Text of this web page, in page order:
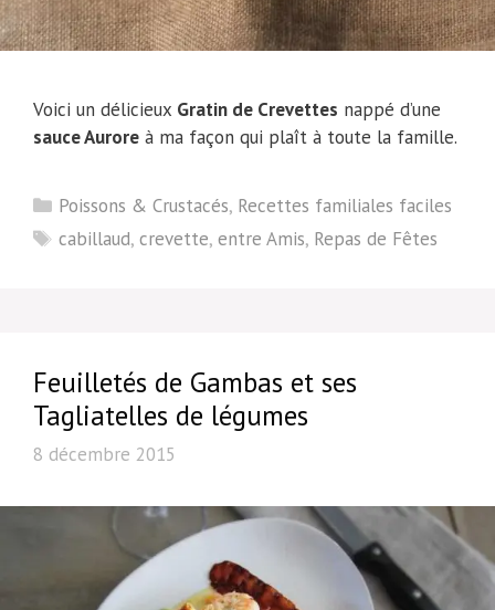
Voici un délicieux Gratin de Crevettes nappé d’une
sauce Aurore à ma façon qui plaît à toute la famille.
Catégories
Poissons & Crustacés, Recettes familiales faciles
Étiquettes
cabillaud,crevette,entre Amis, Repas de Fêtes
Feuilletés de Gambas et ses
Tagliatelles de légumes
8 décembre 2015